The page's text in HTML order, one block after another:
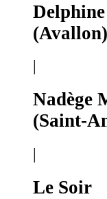
(Avallon)
Nadège
(Saint-
|
Le Soir